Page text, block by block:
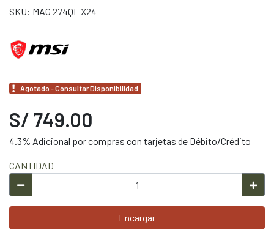
SKU: MAG 274QF X24
Agotado - Consultar Disponibilidad
S/ 749.00
4.3% Adicional por compras con tarjetas de Débito/Crédito
CANTIDAD
Encargar